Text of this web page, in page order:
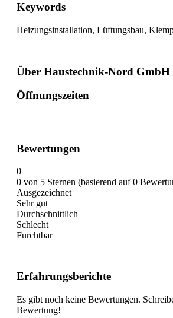
Keywords
Heizungsinstallation, Lüftungsbau,
Über Haustechnik-Nord GmbH
Öffnungszeiten
Bewertungen
0
0 von 5 Sternen (basierend auf 0
Ausgezeichnet
Sehr gut
Durchschnittlich
Schlecht
Furchtbar
Erfahrungsberichte
Es gibt noch keine Bewertungen.
Bewertung!